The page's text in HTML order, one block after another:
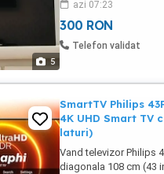
5
Prețul este fix!
azi 07:23
300 RON
Telefon validat
SmartTV Philips
4K UHD Smart TV
laturi)
Vand televizor Philips
diagonala 108 cm (43